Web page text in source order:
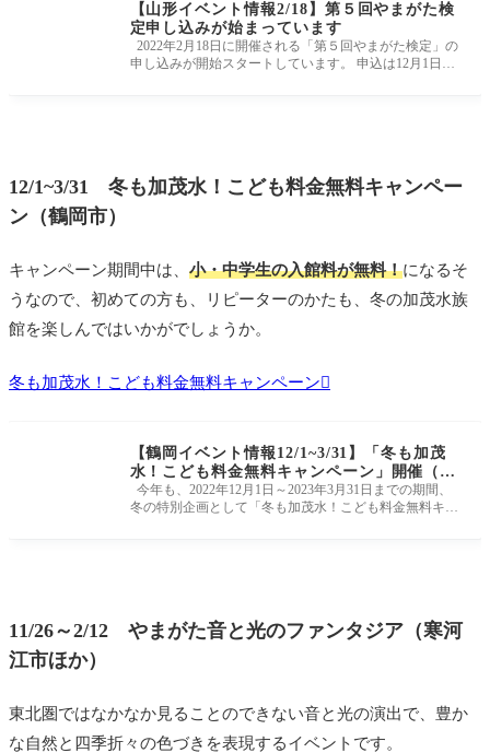
【山形イベント情報2/18】第５回やまがた検
定申し込みが始まっています
2022年2月18日に開催される「第５回やまがた検定」の
申し込みが開始スタートしています。 申込は12月1日〜
12/1~3/31 冬も加茂水！こども料金無料キャンペー
ン（鶴岡市）
キャンペーン期間中は、 小・中学生の入館料が無料！になるそ
うなので、初めての方も、リピーターのかたも、冬の加茂水族
館を楽しんではいかがでしょうか。
冬も加茂水！こども料金無料キャンペーン
【鶴岡イベント情報12/1~3/31】「冬も加茂
水！こども料金無料キャンペーン」開催（鶴
岡市）
今年も、2022年12月1日～2023年3月31日までの期間、
冬の特別企画として「冬も加茂水！こども料金無料キャ
11/26～2/12 やまがた音と光のファンタジア（寒河
江市ほか）
東北圏ではなかなか見ることのできない音と光の演出で、豊か
な自然と四季折々の色づきを表現するイベントです。